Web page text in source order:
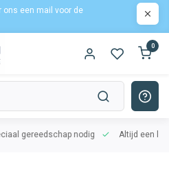
ons een mail voor de
0
gereedschap nodig Altijd een